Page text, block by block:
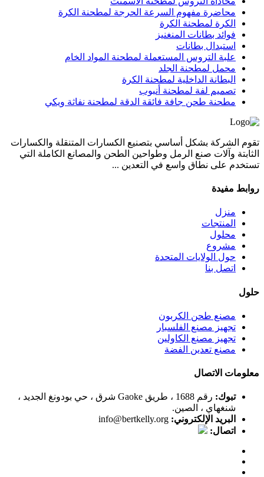
محاضرة مفهوم السرعة الحرجة لمطحنة الكرة
الكرة لمطحنة الكرة
فوائد بطانات المنغنيز
استبدال بطانات
علبة التروس المستعملة لمطحنة المواد الخام
محمل لمطحنة الجلد
البطانة الداخلية لمطحنة الكرة
تصميم لفة لمطحنة أنبوب
مطحنة طحن جافة فائقة الدقة لمطحنة نفاثة ويكي
تقوم الشركة بشكل أساسي بتصنيع الكسارات المتنقلة والكسارات
الثابتة وآلات صنع الرمل وطواحين الطحن والمصانع الكاملة التي
تستخدم على نطاق واسع في التعدين ...
روابط مفيدة
منزل
المنتجات
محلول
مشروع
حول الولايات المتحدة
اتصل بنا
حلول
مصنع طحن الكربون
تجهيز مصنع الفلسبار
تجهيز مصنع الكاولين
مصنع تعدين الفضة
معلومات الاتصال
تبوك:
رقم 1688 ، طريق Gaoke شرق ، حي بودونغ الجديد ،
شنغهاي ، الصين.
البريد الإلكتروني: info@bertkelly.org
اتصال: